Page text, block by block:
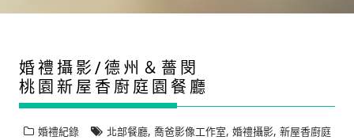
婚禮攝影/德州＆薔閔
桃園新屋香廚庭園餐廳
婚禮紀錄 北部餐廳, 喬爸影像工作室, 婚禮攝影, 新屋香廚庭